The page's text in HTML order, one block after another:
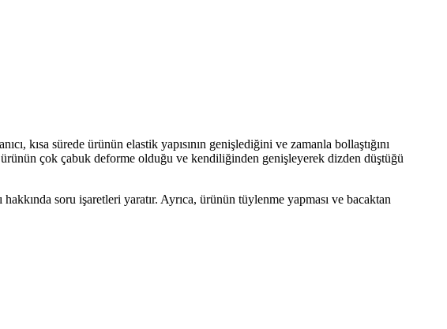
kısa sürede ürünün elastik yapısının genişlediğini ve zamanla bollaştığını
çok çabuk deforme olduğu ve kendiliğinden genişleyerek dizden düştüğü
soru işaretleri yaratır. Ayrıca, ürünün tüylenme yapması ve bacaktan